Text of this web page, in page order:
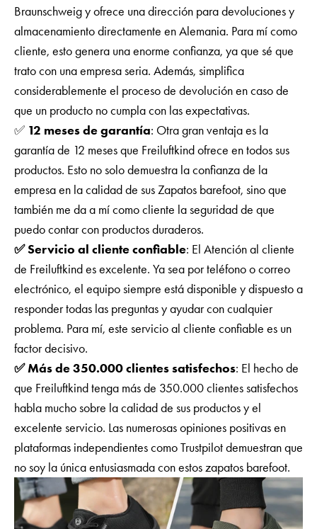
Braunschweig y ofrece una dirección para devoluciones y
almacenamiento directamente en Alemania. Para mí como
cliente, esto genera una enorme confianza, ya que sé que
trato con una empresa seria. Además, simplifica
considerablemente el proceso de devolución en caso de
que un producto no cumpla con las expectativas.
✅ 12 meses de garantía: Otra gran ventaja es la
garantía de 12 meses que Freiluftkind ofrece en todos sus
productos. Esto no solo demuestra la confianza de la
empresa en la calidad de sus Zapatos barefoot, sino que
también me da a mí como cliente la seguridad de que
puedo contar con productos duraderos.
✅ Servicio al cliente confiable: El Atención al cliente
de Freiluftkind es excelente. Ya sea por teléfono o correo
electrónico, el equipo siempre está disponible y dispuesto a
responder todas las preguntas y ayudar con cualquier
problema. Para mí, este servicio al cliente confiable es un
factor decisivo.
✅ Más de 350.000 clientes satisfechos: El hecho de
que Freiluftkind tenga más de 350.000 clientes satisfechos
habla mucho sobre la calidad de sus productos y el
excelente servicio. Las numerosas opiniones positivas en
plataformas independientes como Trustpilot demuestran que
no soy la única entusiasmada con estos zapatos barefoot.